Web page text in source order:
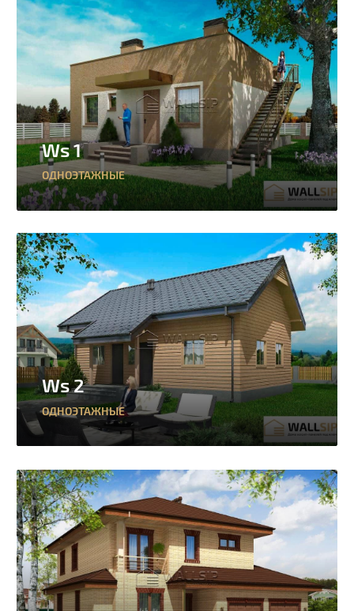
Ws 1
ОДНОЭТАЖНЫЕ
Ws 2
ОДНОЭТАЖНЫЕ